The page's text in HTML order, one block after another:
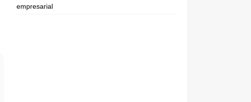
empresarial